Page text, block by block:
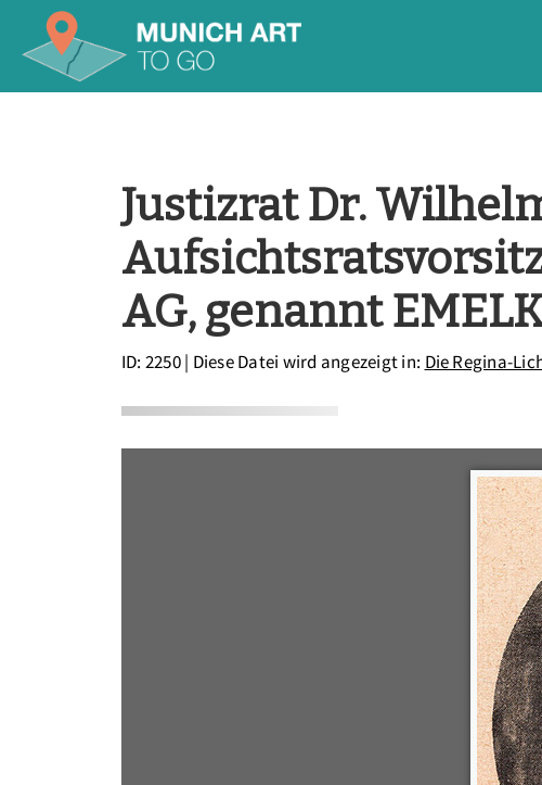
Justizrat Dr.
AG, genannt
ID: 2250| Diese Datei wird angezeigt in: Die Regina-